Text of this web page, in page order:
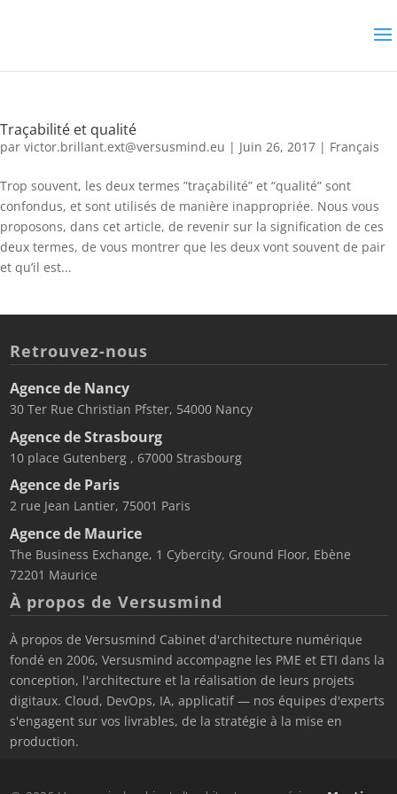
Traçabilité et qualité
par victor.brillant.ext@versusmind.eu | Juin 26, 2017 | Français
Trop souvent, les deux termes ”traçabilité” et “qualité” sont
confondus, et sont utilisés de manière inappropriée. Nous vous
proposons, dans cet article, de revenir sur la signification de ces
deux termes, de vous montrer que les deux vont souvent de pair
et qu’il est...
Retrouvez-nous
Agence de Nancy
30 Ter Rue Christian Pfster, 54000 Nancy
Agence de Strasbourg
10 place Gutenberg , 67000 Strasbourg
Agence de Paris
2 rue Jean Lantier, 75001 Paris
Agence de Maurice
The Business Exchange, 1 Cybercity, Ground Floor, Ebène
72201 Maurice
À propos de Versusmind
À propos de Versusmind Cabinet d'architecture numérique
fondé en 2006, Versusmind accompagne les PME et ETI dans la
conception, l'architecture et la réalisation de leurs projets
digitaux. Cloud, DevOps, IA, applicatif — nos équipes d'experts
s'engagent sur vos livrables, de la stratégie à la mise en
production.